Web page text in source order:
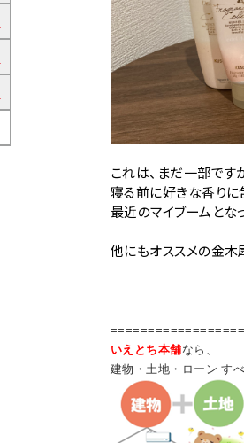
これは、まだ一部です
寝る前に好きな香り
最近のマイブームとな
他にもオススメの金木
いえとち本舗なら、
建物・土地・ローン す